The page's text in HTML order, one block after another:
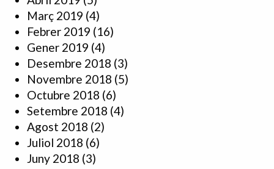
Març 2019 (4)
Febrer 2019 (16)
Gener 2019 (4)
Desembre 2018 (3)
Novembre 2018 (5)
Octubre 2018 (6)
Setembre 2018 (4)
Agost 2018 (2)
Juliol 2018 (6)
Juny 2018 (3)